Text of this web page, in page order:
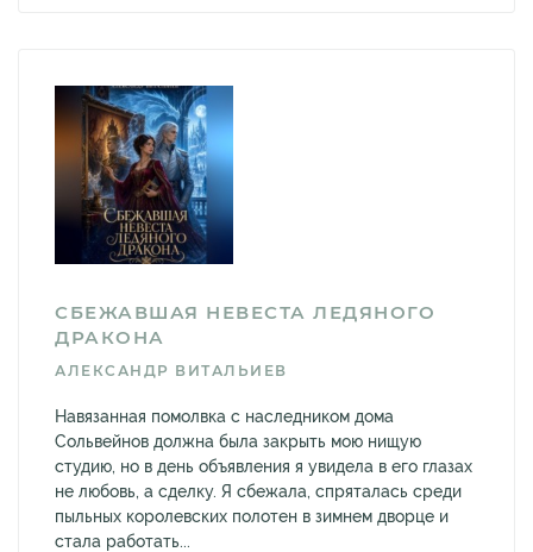
СБЕЖАВШАЯ НЕВЕСТА ЛЕДЯНОГО
ДРАКОНА
АЛЕКСАНДР ВИТАЛЬИЕВ
Навязанная помолвка с наследником дома
Сольвейнов должна была закрыть мою нищую
студию, но в день объявления я увидела в его глазах
не любовь, а сделку. Я сбежала, спряталась среди
пыльных королевских полотен в зимнем дворце и
стала работать...